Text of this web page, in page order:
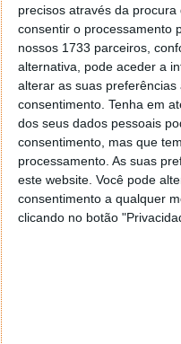
precisos através da
consentir o processamento
nossos 1733 parceiros,
alternativa, pode aceder a
alterar as suas
consentimento. Tenha em
dos seus dados pessoais
consentimento, mas que
processamento. As suas
este website. Você pode
consentimento a qualquer
clicando no botão
A interface de
Chrome forneça mais
de modo a protegê-lo
perigosos, e permite-
avançadas.
Como voltar ao
downloads do